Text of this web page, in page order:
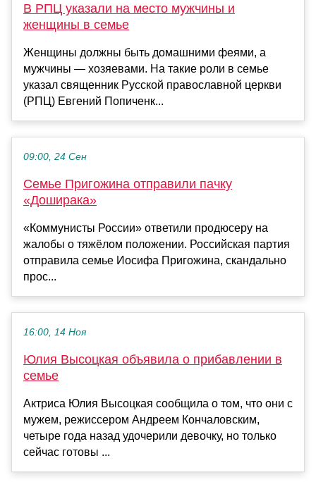
В РПЦ указали на место мужчины и
женщины в семье
Женщины должны быть домашними феями, а
мужчины — хозяевами. На такие роли в семье
указал священник Русской православной церкви
(РПЦ) Евгений Попиченк...
09:00, 24 Сен
Семье Пригожина отправили пачку
«Доширака»
«Коммунисты России» ответили продюсеру на
жалобы о тяжёлом положении. Российская партия
отправила семье Иосифа Пригожина, скандально
прос...
16:00, 14 Ноя
Юлия Высоцкая объявила о прибавлении в
семье
Актриса Юлия Высоцкая сообщила о том, что они с
мужем, режиссером Андреем Кончаловским,
четыре года назад удочерили девочку, но только
сейчас готовы ...